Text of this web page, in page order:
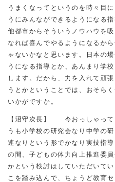
うまくなってというのを時々目
うにみんなができるようになる
他都市からそういうノウハウを
なれば喜んでやるようになるか
ゃないかなと思います。日本の
うになる指導とか、あんまり学
します。だから、力を入れて頑
うとかということでは、おそら
いかがですか。
【沼守次長】 今おっしゃって
うも小学校の研究会なり中学の
連なりという形でかなり実技指
の間、子どもの体力向上推進委
かという検討はしていただいて
こを踏み込んで、ちょうど教育